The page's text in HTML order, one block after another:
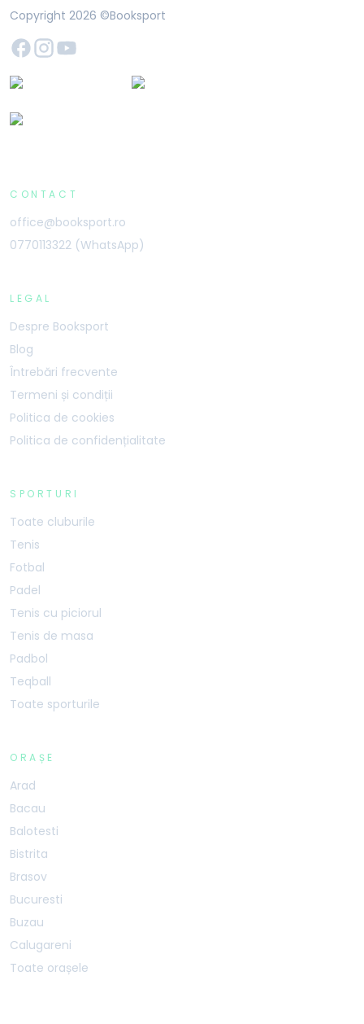
Copyright 2026 ©Booksport
CONTACT
office@booksport.ro
0770113322 (WhatsApp)
LEGAL
Despre Booksport
Blog
Întrebări frecvente
Termeni și condiții
Politica de cookies
Politica de confidențialitate
SPORTURI
Toate cluburile
Tenis
Fotbal
Padel
Tenis cu piciorul
Tenis de masa
Padbol
Teqball
Toate sporturile
ORAȘE
Arad
Bacau
Balotesti
Bistrita
Brasov
Bucuresti
Buzau
Calugareni
Toate orașele